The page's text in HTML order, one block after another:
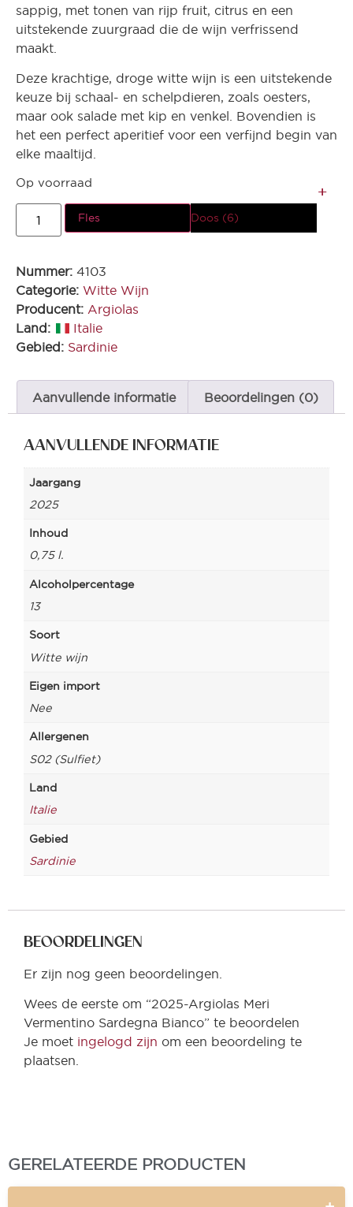
sappig, met tonen van rijp fruit, citrus en een
uitstekende zuurgraad die de wijn verfrissend
maakt.
Deze krachtige, droge witte wijn is een uitstekende
keuze bij schaal- en schelpdieren, zoals oesters,
maar ook salade met kip en venkel. Bovendien is
het een perfect aperitief voor een verfijnd begin van
elke maaltijd.
Op voorraad
Fles Doos (6)
Nummer: 4103
Categorie: Witte Wijn
Producent: Argiolas
Land:
Italie
Gebied: Sardinie
Aanvullende informatie Beoordelingen (0)
AANVULLENDE INFORMATIE
Jaargang
2025
Inhoud
0,75 l.
Alcoholpercentage
13
Soort
Witte wijn
Eigen import
Nee
Allergenen
S02 (Sulfiet)
Land
Italie
Gebied
Sardinie
BEOORDELINGEN
Er zijn nog geen beoordelingen.
Wees de eerste om “2025-Argiolas Meri
Vermentino Sardegna Bianco” te beoordelen
Je moet ingelogd zijn om een beoordeling te
plaatsen.
GERELATEERDE PRODUCTEN